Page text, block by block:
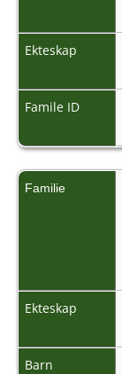
Ekteskap
Famile ID
Familie
Ekteskap
Barn